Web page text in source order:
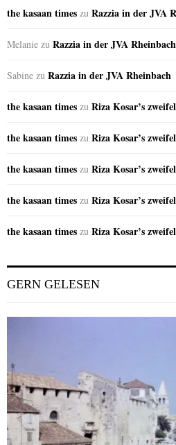
the kasaan times zu Razzia in der JVA
Melanie zu Razzia in der JVA Rheinbach
Sabine zu Razzia in der JVA Rheinbach
the kasaan times zu Riza Kosar’s
the kasaan times zu Riza Kosar’s
the kasaan times zu Riza Kosar’s
the kasaan times zu Riza Kosar’s
the kasaan times zu Riza Kosar’s
GERN GELESEN